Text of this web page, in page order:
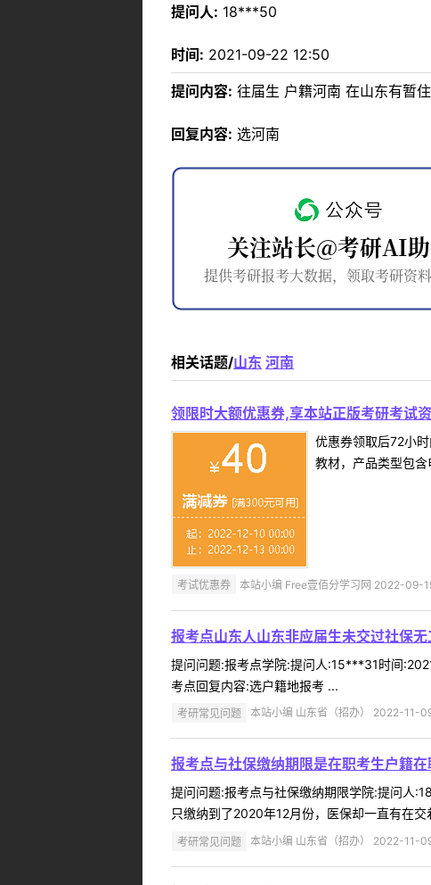
提问人: 18***50
时间: 2021-09-22 12:50
提问内容: 往届生 户籍河南 在山东有暂
回复内容: 选河南
相关话题/山东 河南
领限时大额优惠券,享本站正版考研考试
优惠券领取后72小
教材，产品类型包
考试优惠券 本站小编 Free壹佰分学习网 2022-09-
报考点山东人山东非应届生未交过社保
提问问题:报考点学院:提问人:15***31时间
考点回复内容:选户籍地报考 ...
考研常见问题 本站小编 山东省（招办） 2022-11-
报考点与社保缴纳期限是在职考生户籍
提问问题:报考点与社保缴纳期限学院:提问人
只缴纳到了2020年12月份，医保却一直有在
考研常见问题 本站小编 山东省（招办） 2022-11-